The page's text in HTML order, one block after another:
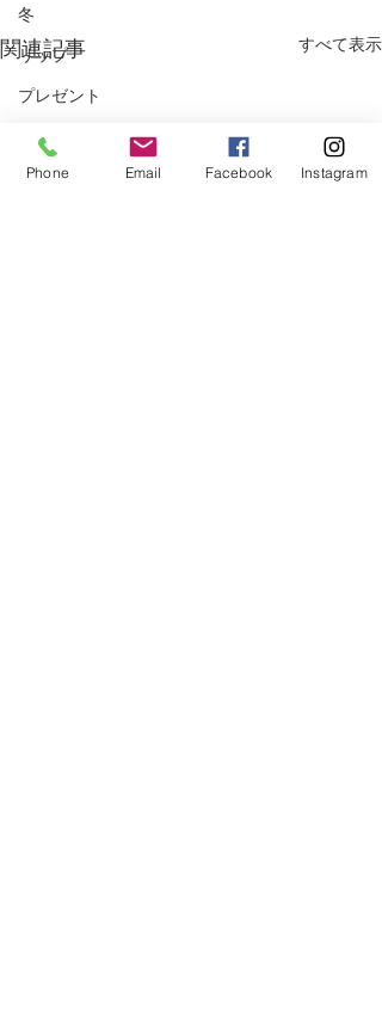
冬
リップ
プレゼント
電子マネー
手荒れ
関連記事 すべて表示
Phone Email Facebook Instagram